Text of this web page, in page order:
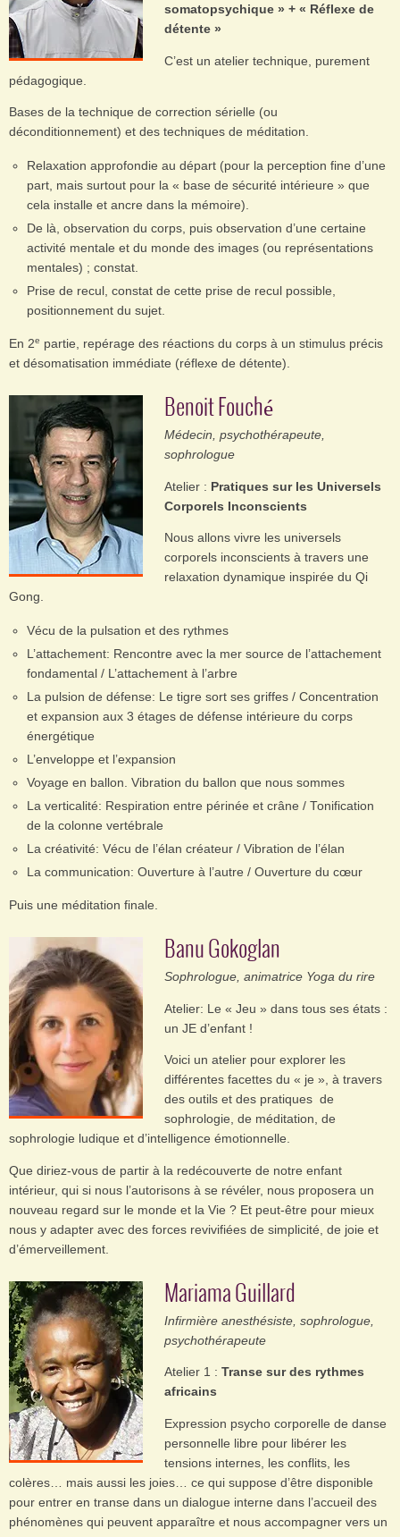
somatopsychique » + « Réflexe de
détente »
C’est un atelier technique, purement
pédagogique.
Bases de la technique de correction sérielle (ou
déconditionnement) et des techniques de méditation.
Relaxation approfondie au départ (pour la perception fine d’une
part, mais surtout pour la « base de sécurité intérieure » que
cela installe et ancre dans la mémoire).
De là, observation du corps, puis observation d’une certaine
activité mentale et du monde des images (ou représentations
mentales) ; constat.
Prise de recul, constat de cette prise de recul possible,
positionnement du sujet.
En 2e partie, repérage des réactions du corps à un stimulus précis
et désomatisation immédiate (réflexe de détente).
Benoit Fouché
Médecin, psychothérapeute,
sophrologue
Atelier : Pratiques sur les Universels
Corporels Inconscients
Nous allons vivre les universels
corporels inconscients à travers une
relaxation dynamique inspirée du Qi
Gong.
Vécu de la pulsation et des rythmes
L’attachement: Rencontre avec la mer source de l’attachement
fondamental / L’attachement à l’arbre
La pulsion de défense: Le tigre sort ses griffes / Concentration
et expansion aux 3 étages de défense intérieure du corps
énergétique
L’enveloppe et l’expansion
Voyage en ballon. Vibration du ballon que nous sommes
La verticalité: Respiration entre périnée et crâne / Tonification
de la colonne vertébrale
La créativité: Vécu de l’élan créateur / Vibration de l’élan
La communication: Ouverture à l’autre / Ouverture du cœur
Puis une méditation finale.
Banu Gokoglan
Sophrologue, animatrice Yoga du rire
Atelier: Le « Jeu » dans tous ses états :
un JE d’enfant !
Voici un atelier pour explorer les
différentes facettes du « je », à travers
des outils et des pratiques de
sophrologie, de méditation, de
sophrologie ludique et d’intelligence émotionnelle.
Que diriez-vous de partir à la redécouverte de notre enfant
intérieur, qui si nous l’autorisons à se révéler, nous proposera un
nouveau regard sur le monde et la Vie ? Et peut-être pour mieux
nous y adapter avec des forces revivifiées de simplicité, de joie et
d’émerveillement.
Mariama Guillard
Infirmière anesthésiste, sophrologue,
psychothérapeute
Atelier 1 : Transe sur des rythmes
africains
Expression psycho corporelle de danse
personnelle libre pour libérer les
tensions internes, les conflits, les
colères… mais aussi les joies… ce qui suppose d’être disponible
pour entrer en transe dans un dialogue interne dans l’accueil des
phénomènes qui peuvent apparaître et nous accompagner vers un